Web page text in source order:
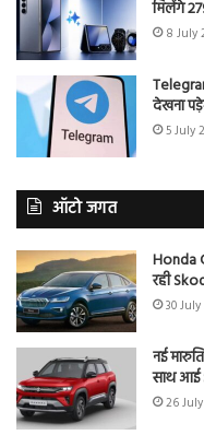
मिलेंगे
8 July
देखना
5 July
ऑटो जगत
Honda
रही
30
नई
साथ आई
26